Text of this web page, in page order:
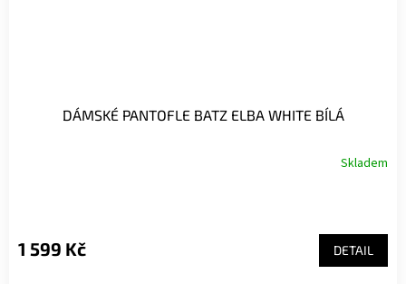
DÁMSKÉ PANTOFLE BATZ ELBA WHITE BÍLÁ
Skladem
1 599 Kč DETAIL